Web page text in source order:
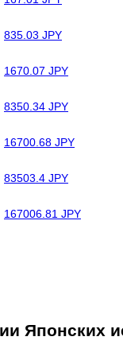
835.03 JPY
1670.07 JPY
8350.34 JPY
16700.68 JPY
83503.4 JPY
167006.81 JPY
Японских